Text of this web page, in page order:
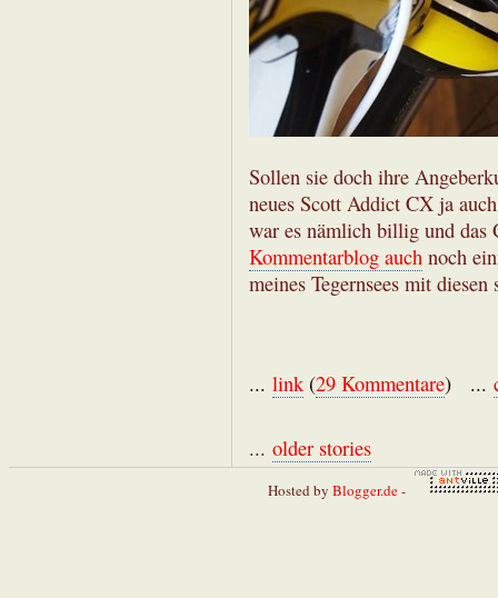
Sollen sie doch ihre
neues Scott Addict CX ja
war es nämlich billig und das
Kommentarblog auch noch
meines Tegernsees mit
... link (29 Kommentare) ...
... older stories
Hosted by Blogger.de-